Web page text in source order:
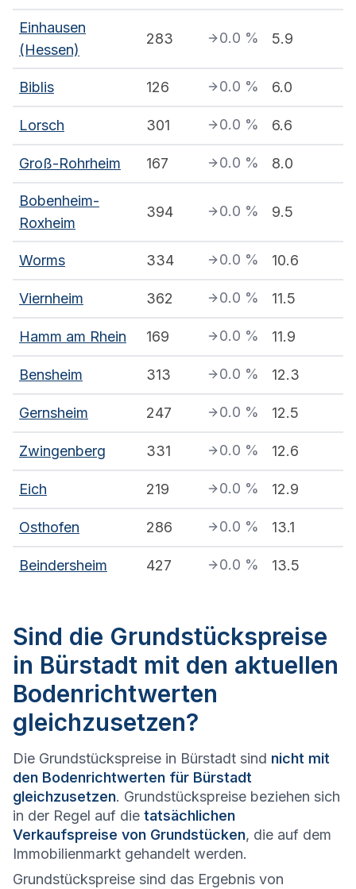
Einhausen
(Hessen)
283 0.0 % 5.9
Biblis 126 0.0 % 6.0
Lorsch 301 0.0 % 6.6
Groß-Rohrheim 167 0.0 % 8.0
Bobenheim-
Roxheim
394 0.0 % 9.5
Worms 334 0.0 % 10.6
Viernheim 362 0.0 % 11.5
Hamm am Rhein 169 0.0 % 11.9
Bensheim 313 0.0 % 12.3
Gernsheim 247 0.0 % 12.5
Zwingenberg 331 0.0 % 12.6
Eich 219 0.0 % 12.9
Osthofen 286 0.0 % 13.1
Beindersheim 427 0.0 % 13.5
Sind die Grundstückspreise
in Bürstadt mit den aktuellen
Bodenrichtwerten
gleichzusetzen?
Die Grundstückspreise in Bürstadt sind nicht mit
den Bodenrichtwerten für Bürstadt
gleichzusetzen. Grundstückspreise beziehen sich
in der Regel auf die tatsächlichen
Verkaufspreise von Grundstücken, die auf dem
Immobilienmarkt gehandelt werden.
Grundstückspreise sind das Ergebnis von